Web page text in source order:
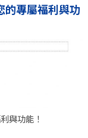
的專屬福利與功
與功能！